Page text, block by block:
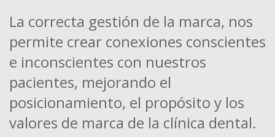
La correcta gestión de la marca, nos
permite crear conexiones conscientes
e inconscientes con nuestros
pacientes, mejorando el
posicionamiento, el propósito y los
valores de marca de la clínica dental.